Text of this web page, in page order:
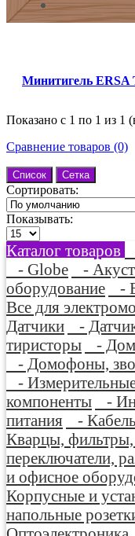
Минитигель ERSA
Показано с 1 по 1 из 1
Сравнение товаров (0)
Список Сетка
Сортировать:
Показывать:
Каталог товаров
- Globe
-
оборудование
-
Все для
Датчики
-
тиристоры
-
- Домофоны,
-
компоненты
-
питания
-
Кварцы,
переключатели,
и офисное
Корпусные и
напольные